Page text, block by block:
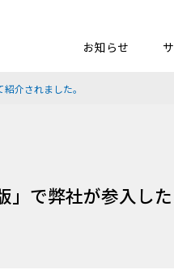
お知らせ
介されました。
」で弊社が参入し